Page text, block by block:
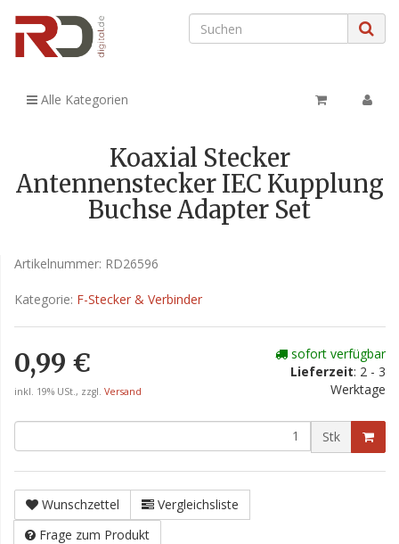
Alle Kategorien
Koaxial Stecker
Antennenstecker IEC Kupplung
Buchse Adapter Set
Artikelnummer: RD26596
Kategorie: F-Stecker & Verbinder
0,99 €
inkl. 19% USt., zzgl. Versand
sofort verfügbar
Lieferzeit: 2 - 3
Werktage
Stk
Wunschzettel
Vergleichsliste
Frage zum Produkt